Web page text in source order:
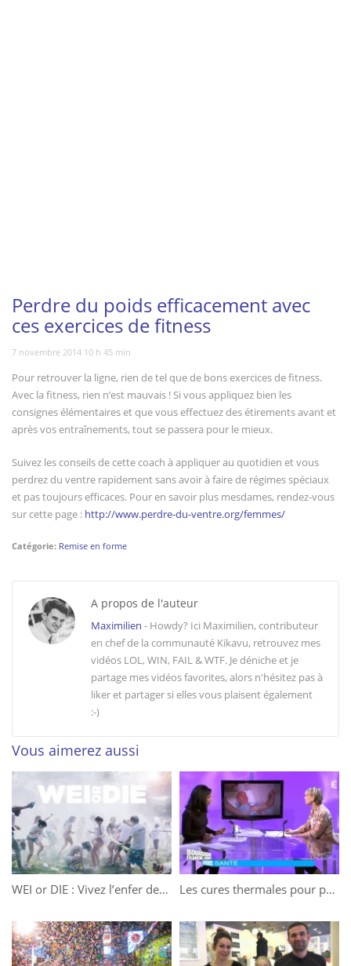
Perdre du poids efficacement avec
ces exercices de fitness
7 novembre 2014 10 h 45 min
Pour retrouver la ligne, rien de tel que de bons exercices de fitness.
Avec la fitness, rien n’est mauvais ! Si vous appliquez bien les
consignes élémentaires et que vous effectuez des étirements avant et
après vos entraînements, tout se passera pour le mieux.
Suivez les conseils de cette coach à appliquer au quotidien et vous
perdrez du ventre rapidement sans avoir à faire de régimes spéciaux
et pas toujours efficaces. Pour en savoir plus mesdames, rendez-vous
sur cette page : http://www.perdre-du-ventre.org/femmes/
Catégorie: Remise en forme
A propos de l'auteur
Maximilien - Howdy? Ici Maximilien, contributeur
en chef de la communauté Kikavu, retrouvez mes
vidéos LOL, WIN, FAIL & WTF. Je déniche et je
partage mes vidéos favorites, alors n'hésitez pas à
liker et partager si elles vous plaisent également
:-)
Vous aimerez aussi
WEI or DIE : Vivez l’enfer des week-end d’intégration Les cures thermales pour préserver notre capital santé